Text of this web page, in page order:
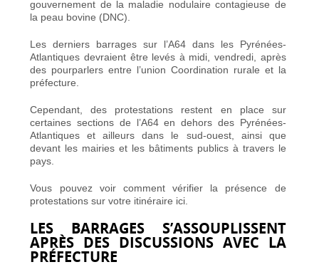
gouvernement de la maladie nodulaire contagieuse de
la peau bovine (DNC).
Les derniers barrages sur l’A64 dans les Pyrénées-
Atlantiques devraient être levés à midi, vendredi, après
des pourparlers entre l’union Coordination rurale et la
préfecture.
Cependant, des protestations restent en place sur
certaines sections de l’A64 en dehors des Pyrénées-
Atlantiques et ailleurs dans le sud-ouest, ainsi que
devant les mairies et les bâtiments publics à travers le
pays.
Vous pouvez voir comment vérifier la présence de
protestations sur votre itinéraire ici.
LES BARRAGES S’ASSOUPLISSENT
APRÈS DES DISCUSSIONS AVEC LA
PRÉFECTURE